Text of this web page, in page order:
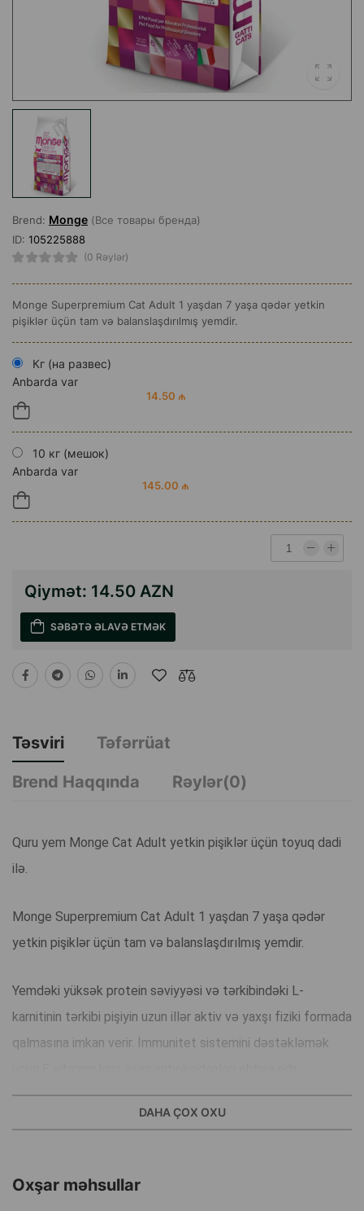
Brend: Monge (Все товары бренда)
ID: 105225888
(0 Rəylər)
Monge Superpremium Cat Adult 1 yaşdan 7 yaşa qədər yetkin
pişiklər üçün tam və balanslaşdırılmış yemdir.
Кг (на развес)
Anbarda var
14.50 ₼
10 кг (мешок)
Anbarda var
145.00 ₼
Qiymət: 14.50 AZN
SƏBƏTƏ ƏLAVƏ ETMƏK
Təsviri
Təfərrüat
Brend Haqqında
Rəylər(0)
Quru yem Monge Cat Adult yetkin pişiklər üçün toyuq dadi
ilə.
Monge Superpremium Cat Adult 1 yaşdan 7 yaşa qədər
yetkin pişiklər üçün tam və balanslaşdırılmış yemdir.
Yemdəki yüksək protein səviyyəsi və tərkibindəki L-
karnitinin tərkibi pişiyin uzun illər aktiv və yaxşı fiziki formada
qalmasına imkan verir. İmmunitet sistemini dəstəkləmək
optimal mənimsənilməsinə kömək edir və toxunulmazlığı
DAHA ÇOX OXU
Oxşar məhsullar